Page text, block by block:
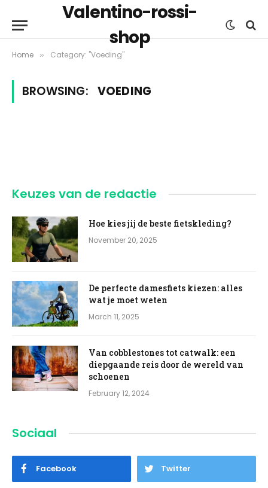
Valentino-rossi-
shop
Home » Category: "Voeding"
BROWSING: VOEDING
Keuzes van de redactie
Hoe kies jij de beste fietskleding?
November 20, 2025
De perfecte damesfiets kiezen: alles
wat je moet weten
March 11, 2025
Van cobblestones tot catwalk: een
diepgaande reis door de wereld van
schoenen
February 12, 2024
Sociaal
Facebook Twitter